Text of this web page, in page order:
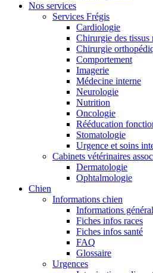
Nos services
Services Frégis
Cardiologie
Chirurgie des tissus
Chirurgie
Comportement
Imagerie
Médecine interne
Neurologie
Nutrition
Oncologie
Rééducation
Stomatologie
Urgence et soins
Cabinets vétérinaires
Dermatologie
Ophtalmologie
Chien
Informations chien
Informations
Fiches infos races
Fiches infos santé
FAQ
Glossaire
Urgences